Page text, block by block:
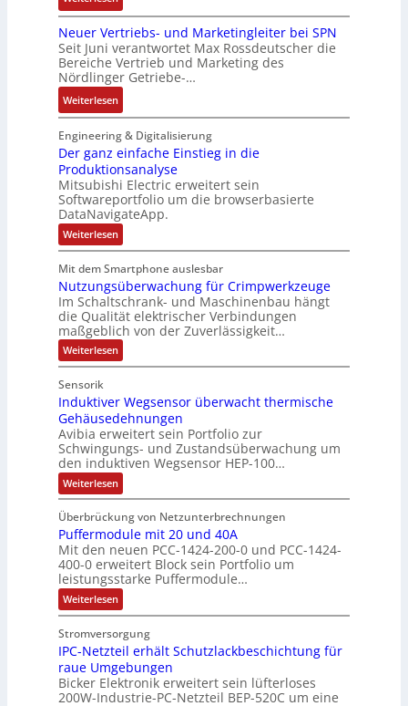
e
n
b
a
u
:
P
o
s
i
t
i
v
e
M
o
m
e
n
t
a
f
n
a
h
m
e
,
g
e
p
r
ä
g
t
d
u
r
c
d
e
r
g
a
t
o
d
e
r
F
a
b
r
k
t
e
m
t
e
c
h
n
i
k
-
G
e
s
h
ä
f
t
f
h
r
e
r
z
u
m
V
o
r
s
t
a
d
d
e
s
D
a
s
s
a
u
l
t
S
y
s
t
è
m
s
:
Q
2
-
E
e
b
n
i
s
s
e
b
e
s
t
ä
t
i
g
e
n
Neuer Vertriebs- und Marketingleiter bei SPN
Seit Juni verantwortet Max Rossdeutscher die
Bereiche Vertrieb und Marketing des
Nördlinger Getriebe-…
Weiterlesen:
N
e
u
e
r
V
e
r
t
r
i
e
b
s
-
d
M
a
r
e
t
i
n
g
l
e
i
t
e
r
b
Engineering & Digitalisierung
Der ganz einfache Einstieg in die
Produktionsanalyse
Mitsubishi Electric erweitert sein
Softwareportfolio um die browserbasierte
DataNavigateApp.
Weiterlesen:
D
r
g
a
n
z
e
i
n
c
h
e
E
i
n
s
t
i
e
g
i
n
d
i
e
P
r
d
u
k
t
i
Mit dem Smartphone auslesbar
Nutzungsüberwachung für Crimpwerkzeuge
Im Schaltschrank- und Maschinenbau hängt
die Qualität elektrischer Verbindungen
maßgeblich von der Zuverlässigkeit…
Weiterlesen:
N
z
u
n
g
s
ü
b
e
r
w
a
c
h
u
n
g
f
ü
r
C
r
i
m
p
Sensorik
Induktiver Wegsensor überwacht thermische
Gehäusedehnungen
Avibia erweitert sein Portfolio zur
Schwingungs- und Zustandsüberwachung um
den induktiven Wegsensor HEP-100…
Weiterlesen:
I
d
u
k
t
i
v
e
r
e
g
s
e
n
s
Überbrückung von Netzunterbrechnungen
Puffermodule mit 20 und 40A
Mit den neuen PCC-1424-200-0 und PCC-1424-
400-0 erweitert Block sein Portfolio um
leistungsstarke Puffermodule…
Weiterlesen:
P
f
f
e
r
m
o
Stromversorgung
IPC-Netzteil erhält Schutzlackbeschichtung für
raue Umgebungen
Bicker Elektronik erweitert sein lüfterloses
200W-Industrie-PC-Netzteil BEP-520C um eine